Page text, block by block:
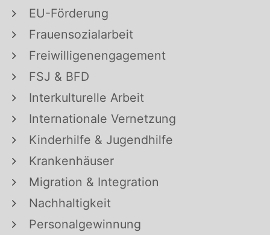
EU-Förderung
Frauensozialarbeit
Freiwilligenengagement
FSJ & BFD
Interkulturelle Arbeit
Internationale Vernetzung
Kinderhilfe & Jugendhilfe
Krankenhäuser
Migration & Integration
Nachhaltigkeit
Personalgewinnung